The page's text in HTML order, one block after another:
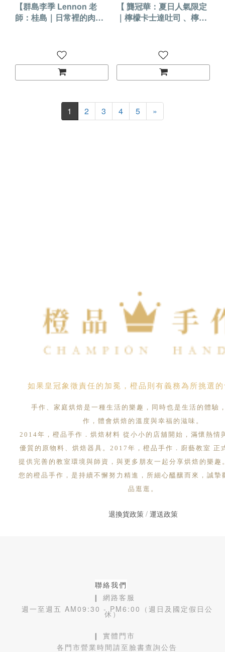
【群島李季 Lennon 老
師：桂島｜日常裡的肉桂
【 龔冠華：夏日人氣限定
｜檸檬卡士達吐司 、檸檬
1 2 3 4 5 »
如果皇冠象徵責任的加冕，橙品則有義務為所挑選
手作、家庭烘焙是一種生活的樂趣，同時也是生活的體驗
作，體會烘焙的溫度與幸福的滋味。
2014年，橙品手作．烘焙材料 從小小的店舖開始，滿懷熱情
優質的原物料、烘焙器具。2017年，橙品手作．廚藝教室 正
提供完善的教室環境與師資，與更多朋友一起分享烘焙的樂趣
您的橙品手作，是持續不懈努力精進，所細心醞釀而來，誠摯
品逛逛。
退換貨政策/ 運送政策
聯絡我們
❙ 網路客服
週一至週五 AM09:30 - PM6:00（週日及國定假日公
休）
❙ 實體門市
各門市營業時間請至臉書查詢公告